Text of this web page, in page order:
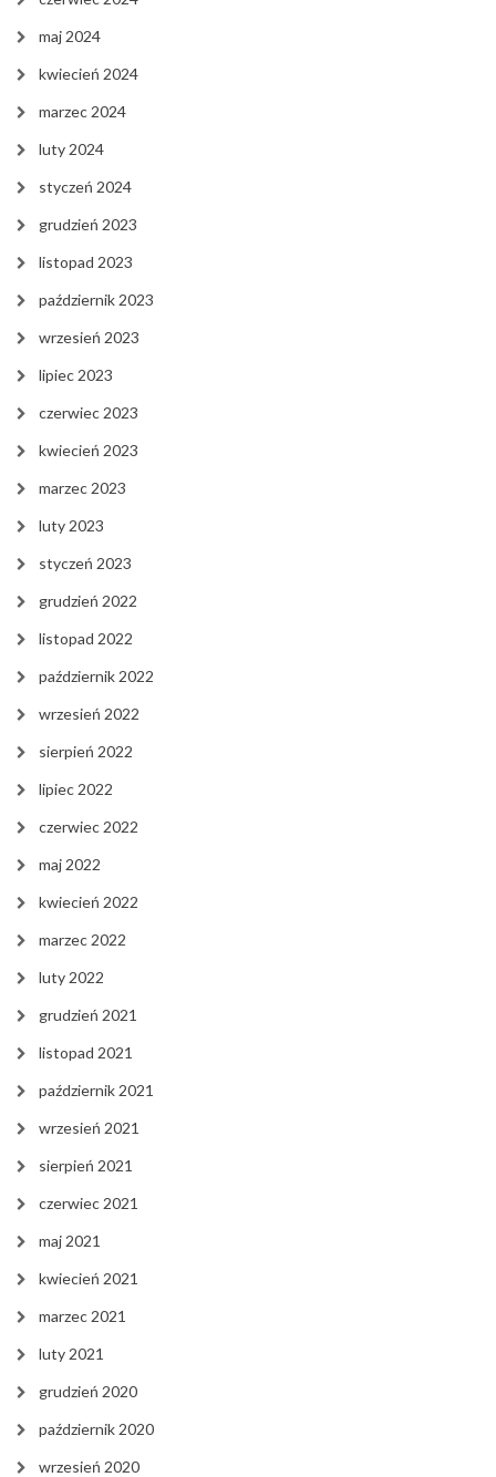
maj 2024
kwiecień 2024
marzec 2024
luty 2024
styczeń 2024
grudzień 2023
listopad 2023
październik 2023
wrzesień 2023
lipiec 2023
czerwiec 2023
kwiecień 2023
marzec 2023
luty 2023
styczeń 2023
grudzień 2022
listopad 2022
październik 2022
wrzesień 2022
sierpień 2022
lipiec 2022
czerwiec 2022
maj 2022
kwiecień 2022
marzec 2022
luty 2022
grudzień 2021
listopad 2021
październik 2021
wrzesień 2021
sierpień 2021
czerwiec 2021
maj 2021
kwiecień 2021
marzec 2021
luty 2021
grudzień 2020
październik 2020
wrzesień 2020